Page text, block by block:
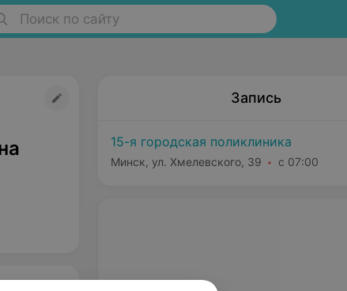
Поиск по сайту
Запись
15-я городская поликлиника
Минск, ул. Хмелевского, 39 с 07:00